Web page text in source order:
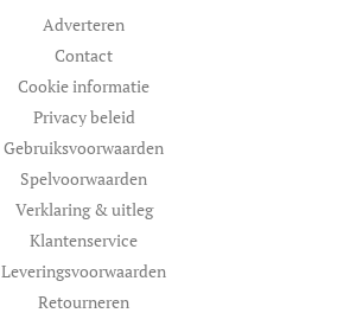
Adverteren
Contact
Cookie informatie
Privacy beleid
Gebruiksvoorwaarden
Spelvoorwaarden
Verklaring & uitleg
Klantenservice
Leveringsvoorwaarden
Retourneren